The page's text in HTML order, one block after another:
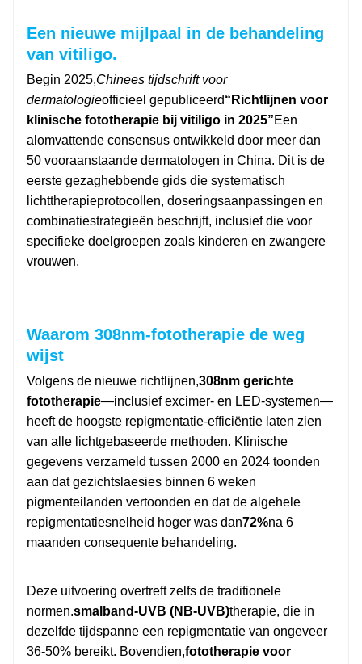
Een nieuwe mijlpaal in de behandeling
van vitiligo.
Begin 2025,Chinees tijdschrift voor
dermatologieofficieel gepubliceerd“Richtlijnen voor
klinische fototherapie bij vitiligo in 2025”Een
alomvattende consensus ontwikkeld door meer dan
50 vooraanstaande dermatologen in China. Dit is de
eerste gezaghebbende gids die systematisch
lichttherapieprotocollen, doseringsaanpassingen en
combinatiestrategieën beschrijft, inclusief die voor
specifieke doelgroepen zoals kinderen en zwangere
vrouwen.
Waarom 308nm-fototherapie de weg
wijst
Volgens de nieuwe richtlijnen,308nm gerichte
fototherapie—inclusief excimer- en LED-systemen—
heeft de hoogste repigmentatie-efficiëntie laten zien
van alle lichtgebaseerde methoden. Klinische
gegevens verzameld tussen 2000 en 2024 toonden
aan dat gezichtslaesies binnen 6 weken
pigmenteilanden vertoonden en dat de algehele
repigmentatiesnelheid hoger was dan72%na 6
maanden consequente behandeling.
Deze uitvoering overtreft zelfs de traditionele
normen.smalband-UVB (NB-UVB)therapie, die in
dezelfde tijdspanne een repigmentatie van ongeveer
36-50% bereikt. Bovendien,fototherapie voor